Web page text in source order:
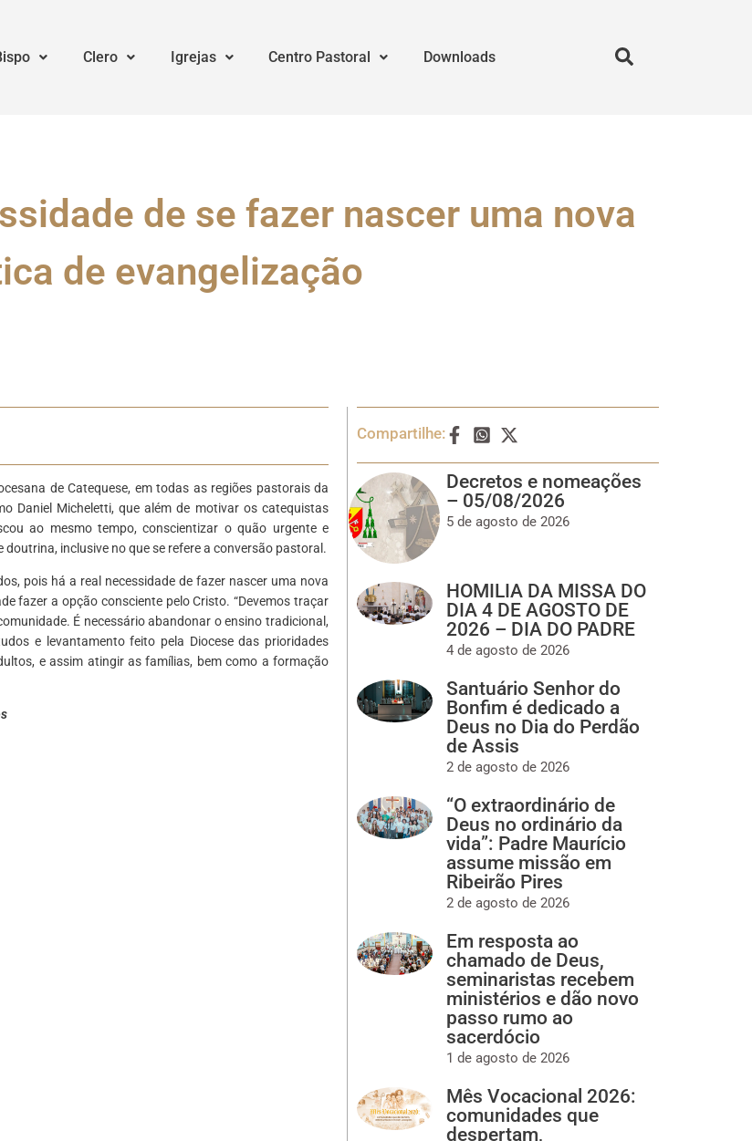
Clero Igrejas Centro Pastoral Downloads
de se fazer nascer uma nova
de evangelização
de Catequese, em todas as regiões pastorais da
Daniel Micheletti, que além de motivar os catequistas
ao mesmo tempo, conscientizar o quão urgente e
inclusive no que se refere a conversão pastoral.
pois há a real necessidade de fazer nascer uma nova
fazer a opção consciente pelo Cristo. “Devemos traçar
É necessário abandonar o ensino tradicional,
e levantamento feito pela Diocese das prioridades
e assim atingir as famílias, bem como a formação
Compartilhe:
Decretos e nomeações
– 05/08/2026
5 de agosto de 2026
HOMILIA DA MISSA DO
DIA 4 DE AGOSTO DE
2026 – DIA DO PADRE
4 de agosto de 2026
Santuário Senhor do
Bonfim é dedicado a
Deus no Dia do Perdão
de Assis
2 de agosto de 2026
“O extraordinário de
Deus no ordinário da
vida”: Padre Maurício
assume missão em
Ribeirão Pires
2 de agosto de 2026
Em resposta ao
chamado de Deus,
seminaristas recebem
ministérios e dão novo
passo rumo ao
sacerdócio
1 de agosto de 2026
Mês Vocacional 2026:
comunidades que
despertam,